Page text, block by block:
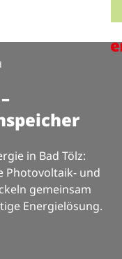
in Bad Tölz:
Photovoltaik- und
gemeinsam
Energielösung.